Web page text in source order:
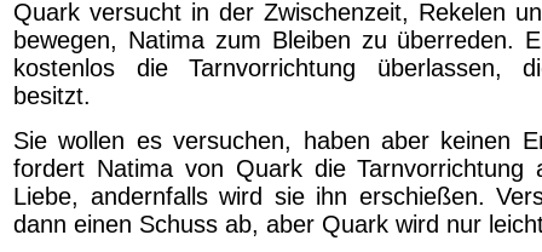
Quark versucht in der Zwischenzeit, Rekelen
bewegen, Natima zum Bleiben zu überreden.
kostenlos die Tarnvorrichtung überlassen,
besitzt.
Sie wollen es versuchen, haben aber keinen
fordert Natima von Quark die Tarnvorrichtung
Liebe, andernfalls wird sie ihn erschießen.
dann einen Schuss ab, aber Quark wird nur